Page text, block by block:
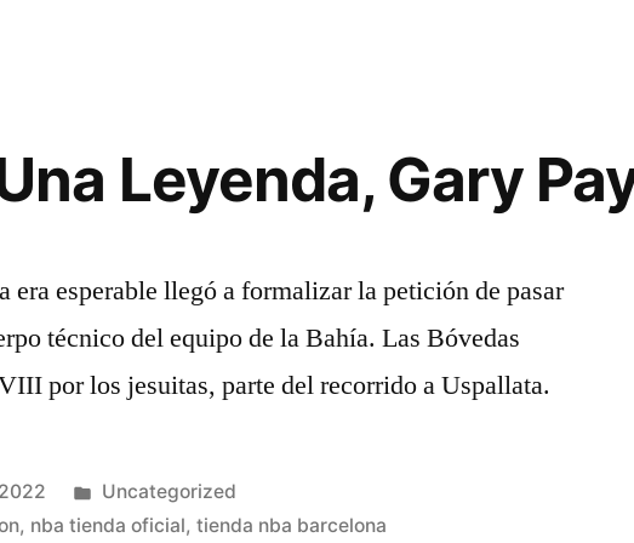
Leyenda, Gary
era esperable llegó a formalizar la petición de pasar
técnico del equipo de la Bahía. Las Bóvedas
por los jesuitas, parte del recorrido a Uspallata.
Publicado
en
Uncategorized
, nba tienda oficial,tienda nba barcelona